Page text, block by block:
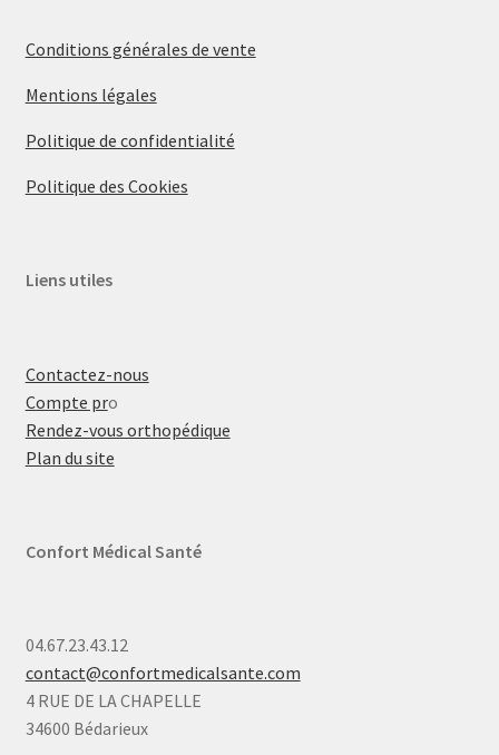
Conditions générales de vente
Mentions légales
Politique de confidentialité
Politique des Cookies
Liens utiles
Contactez-nous
Compte pro
Rendez-vous orthopédique
Plan du site
Confort Médical Santé
04.67.23.43.12
contact@confortmedicalsante.com
4 RUE DE LA CHAPELLE
34600 Bédarieux